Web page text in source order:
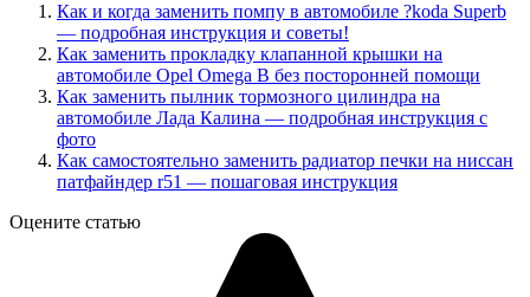
Как и когда заменить помпу в автомобиле ?koda Superb
— подробная инструкция и советы!
Как заменить прокладку клапанной крышки на
автомобиле Opel Omega B без посторонней помощи
Как заменить пылник тормозного цилиндра на
автомобиле Лада Калина — подробная инструкция с
фото
Как самостоятельно заменить радиатор печки на ниссан
патфайндер r51 — пошаговая инструкция
Оцените статью